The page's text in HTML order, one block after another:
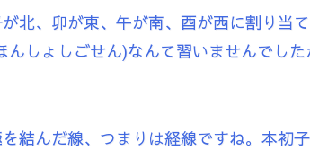
北、卯が東、午が南、酉が西に割り当
んしょしごせん)なんて習いませんでし
結んだ線、つまりは経線ですね。本初